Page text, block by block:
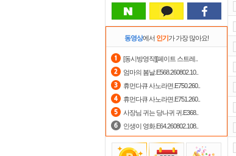
동영상에서 인기가 가장 많아요!
[동시방영작][페이트 스트레..
엄마의 봄날.E568.260802.10..
휴먼다큐 사노라면.E750.260..
휴먼다큐 사노라면.E751.260..
사장님 귀는 당나귀 귀.E368..
인생이 영화.E64.260802.108..